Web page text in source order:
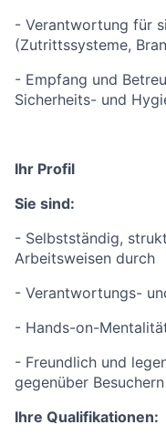
- Verantwortung für
(Zutrittssysteme,
- Empfang und
Sicherheits- und
Ihr Profil
Sie sind:
- Selbstständig,
Arbeitsweisen durch
- Verantwortungs-
- Hands-on-
- Freundlich und
gegenüber
Ihre Qualifikationen: